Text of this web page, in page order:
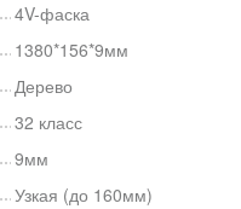
4V-фаска
1380*156*9мм
Дерево
32 класс
9мм
Узкая (до 160мм)